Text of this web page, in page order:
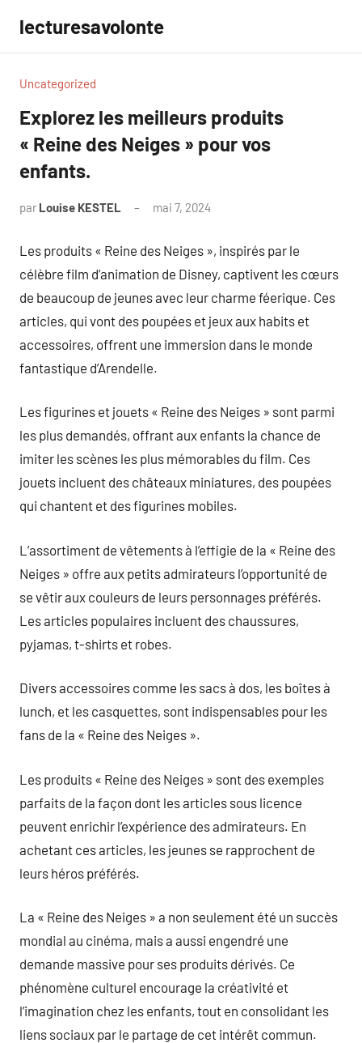
contenu
lecturesavolonte
Uncategorized
Explorez les meilleurs produits
« Reine des Neiges » pour vos
enfants.
par Louise KESTEL mai 7, 2024
Les produits « Reine des Neiges », inspirés par le
célèbre film d’animation de Disney, captivent les cœurs
de beaucoup de jeunes avec leur charme féerique. Ces
articles, qui vont des poupées et jeux aux habits et
accessoires, offrent une immersion dans le monde
fantastique d’Arendelle.
Les figurines et jouets « Reine des Neiges » sont parmi
les plus demandés, offrant aux enfants la chance de
imiter les scènes les plus mémorables du film. Ces
jouets incluent des châteaux miniatures, des poupées
qui chantent et des figurines mobiles.
L’assortiment de vêtements à l’effigie de la « Reine des
Neiges » offre aux petits admirateurs l’opportunité de
se vêtir aux couleurs de leurs personnages préférés.
Les articles populaires incluent des chaussures,
pyjamas, t-shirts et robes.
Divers accessoires comme les sacs à dos, les boîtes à
lunch, et les casquettes, sont indispensables pour les
fans de la « Reine des Neiges ».
Les produits « Reine des Neiges » sont des exemples
parfaits de la façon dont les articles sous licence
peuvent enrichir l’expérience des admirateurs. En
achetant ces articles, les jeunes se rapprochent de
leurs héros préférés.
La « Reine des Neiges » a non seulement été un succès
mondial au cinéma, mais a aussi engendré une
demande massive pour ses produits dérivés. Ce
phénomène culturel encourage la créativité et
l’imagination chez les enfants, tout en consolidant les
liens sociaux par le partage de cet intérêt commun.